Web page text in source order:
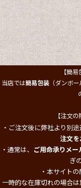
【簡易
当店では簡易包装（ダンボー
【注文
・ご注文後に弊社より別
注文
・通常は、 ご用命承りメ
ぎ
・本サイト
一時的な在庫切れの場合